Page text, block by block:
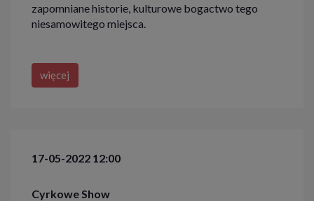
zapomniane historie, kulturowe bogactwo tego
niesamowitego miejsca.
więcej
17-05-2022 12:00
Cyrkowe Show